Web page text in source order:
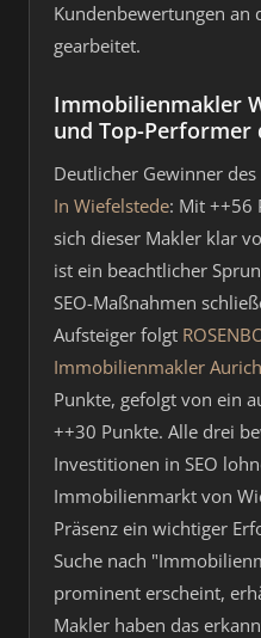
Kundenbewertungen an
gearbeitet.
Immobilienmakler
und Top-Performer
Deutlicher Gewinner
In Wiefelstede: Mit ++56
sich dieser Makler klar
ist ein beachtlicher
SEO-Maßnahmen
Aufsteiger folgt
Immobilienmakler
Punkte, gefolgt von ein
++30 Punkte. Alle drei
Investitionen in SEO
Immobilienmarkt von
Präsenz ein wichtiger
Suche nach
prominent erscheint,
Makler haben das